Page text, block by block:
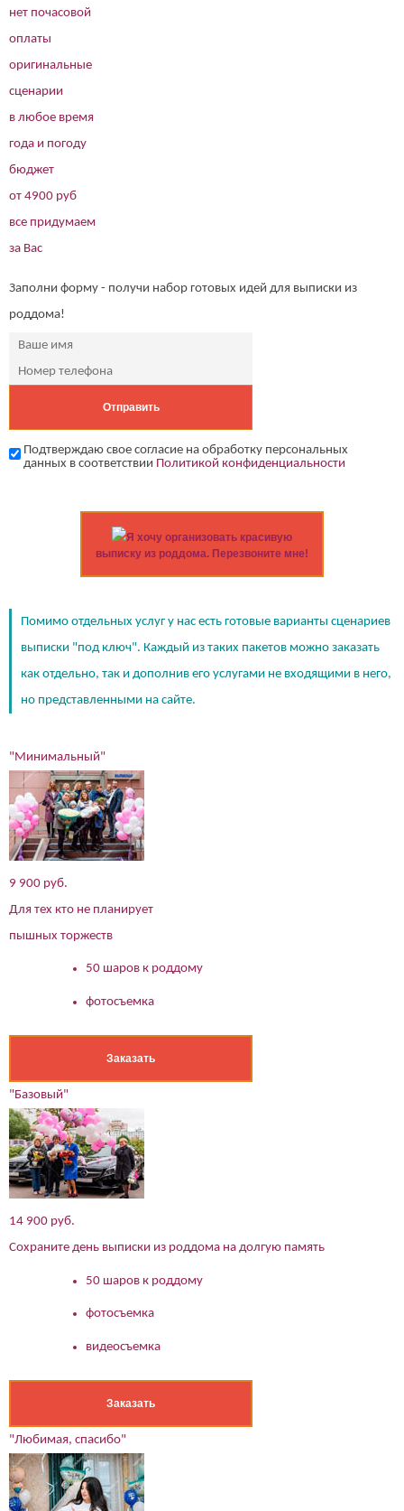
нет почасовой
оплаты
оригинальные
сценарии
в любое время
года и погоду
бюджет
от 4900 руб
все придумаем
за Вас
Заполни форму - получи набор готовых идей для выписки из
роддома!
Подтверждаю свое согласие на обработку персональных
данных в соответствии Политикой конфиденциальности
Я хочу организовать красивую
выписку из роддома. Перезвоните мне!
Помимо отдельных услуг у нас есть готовые варианты сценариев
выписки "под ключ". Каждый из таких пакетов можно заказать
как отдельно, так и дополнив его услугами не входящими в него,
но представленными на сайте.
"Минимальный"
9 900 руб.
Для тех кто не планирует
пышных торжеств
50 шаров к роддому
фотосъемка
Заказать
"Базовый"
14 900 руб.
Сохраните день выписки из роддома на долгую память
50 шаров к роддому
фотосъемка
видеосъемка
Заказать
"Любимая, спасибо"